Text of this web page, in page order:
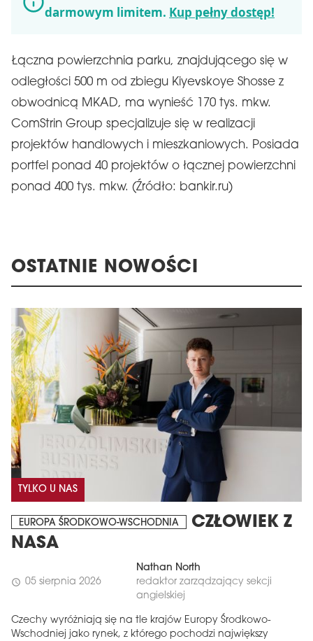
darmowym limitem. Kup pełny dostęp!
Łączna powierzchnia parku, znajdującego się w
odległości 500 m od zbiegu Kiyevskoye Shosse z
obwodnicą MKAD, ma wynieść 170 tys. mkw.
ComStrin Group specjalizuje się w realizacji
projektów handlowych i mieszkaniowych. Posiada
portfel ponad 40 projektów o łącznej powierzchni
ponad 400 tys. mkw. (Źródło: bankir.ru)
OSTATNIE NOWOŚCI
TYLKO U NAS
EUROPA ŚRODKOWO-WSCHODNIA
CZŁOWIEK Z
NASA
schedule 05 sierpnia 2026
Nathan North
redaktor zarządzający sekcji
angielskiej
Czechy wyróżniają się na tle krajów Europy Środkowo-
Wschodniej jako rynek, z którego pochodzi największy